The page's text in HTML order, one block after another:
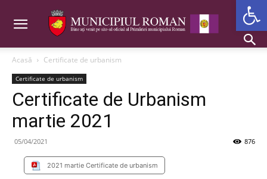
Acasă Certificate de urbanism
Certificate de urbanism
Certificate de Urbanism
martie 2021
05/04/2021 876
2021 martie Certificate de urbanism